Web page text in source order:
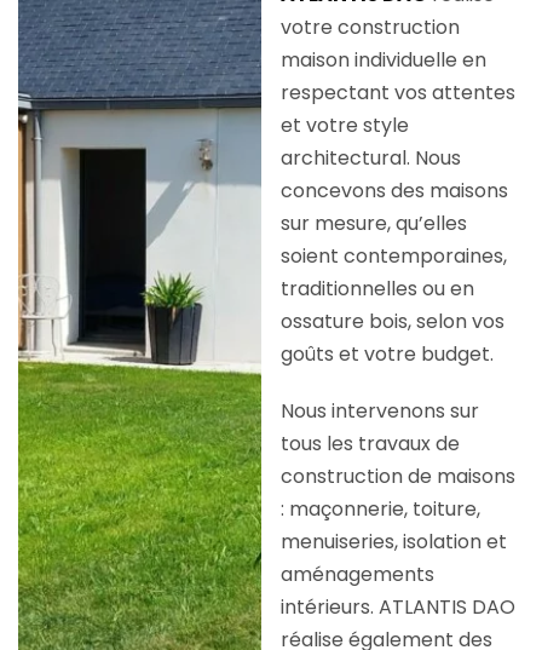
votre construction
maison individuelle en
respectant vos attentes
et votre style
architectural. Nous
concevons des maisons
sur mesure, qu’elles
soient contemporaines,
traditionnelles ou en
ossature bois, selon vos
goûts et votre budget.
Nous intervenons sur
tous les travaux de
construction de maisons
: maçonnerie, toiture,
menuiseries, isolation et
aménagements
intérieurs. ATLANTIS DAO
réalise également des